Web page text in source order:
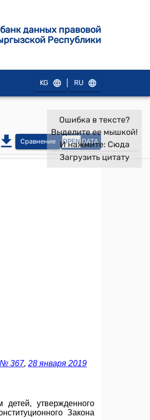
данных правовой
Республики
KG RU
Сравнение OPEN DATA
Ошибка в тексте?
Выделите ее мышкой!
И нажмите: Сюда
Загрузить цитату